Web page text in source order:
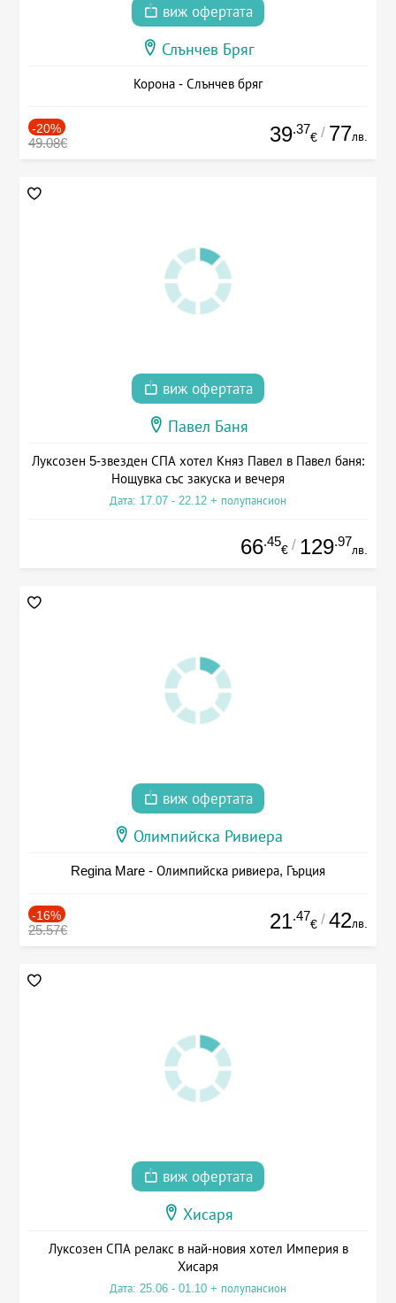
виж офертата
Слънчев Бряг
Корона - Слънчев бряг
-20%
49.08€ 39.37
€ / 77лв.
виж офертата
Павел Баня
Луксозен 5-звезден СПА хотел Княз Павел в Павел баня:
Нощувка със закуска и вечеря
Дата: 17.07 - 22.12 + полупансион
66.45
€ / 129.97
лв.
виж офертата
Олимпийска Ривиера
Regina Mare - Олимпийска ривиера, Гърция
-16%
25.57€ 21.47
€ / 42лв.
виж офертата
Хисаря
Луксозен СПА релакс в най-новия хотел Империя в
Хисаря
Дата: 25.06 - 01.10 + полупансион